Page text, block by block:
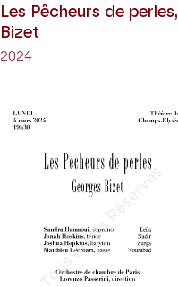
Les Pêcheurs de perles,
Bizet
2024